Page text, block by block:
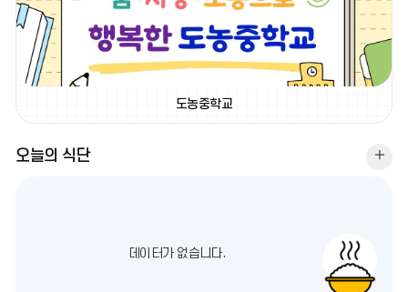
도농중학교
기
오늘의 식단
데이터가 없습니다.